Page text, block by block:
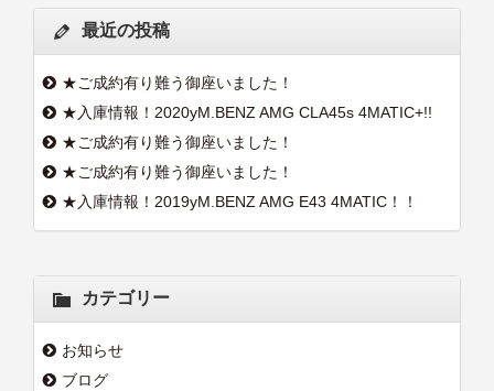
最近の投稿
★ご成約有り難う御座いました！
★入庫情報！2020yM.BENZ AMG CLA45s 4MATIC+!!
★ご成約有り難う御座いました！
★ご成約有り難う御座いました！
★入庫情報！2019yM.BENZ AMG E43 4MATIC！！
カテゴリー
お知らせ
ブログ